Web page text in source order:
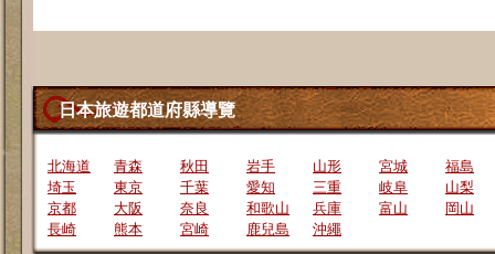
日本旅遊都道府縣導覽
北海道 青森 秋田 岩手 山形 宮城
福島
埼玉
東京 千葉 愛知 三重 岐阜
山梨
京都
大阪 奈良 和歌山 兵庫 富山
岡山
長崎
熊本 宮崎 鹿兒島 沖繩